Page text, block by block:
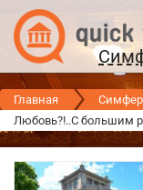
Главная
Любовь?!..С большим